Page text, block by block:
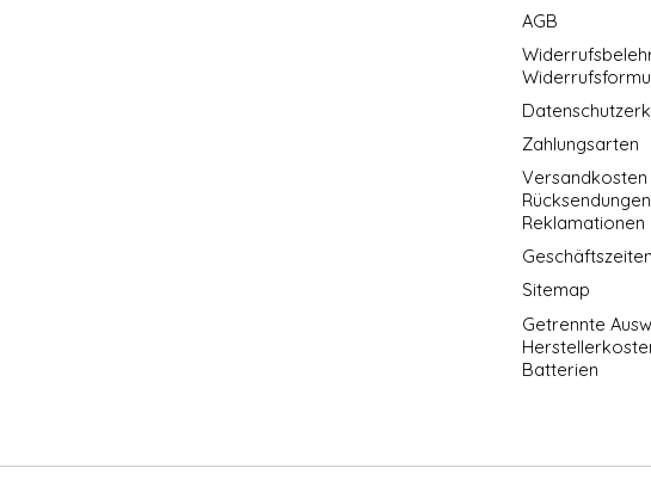
AGB
Zahlungsarten
Versandkosten
Rücksendungen
Reklamationen
Geschäftszeiten
Sitemap
Getrennte
Batterien